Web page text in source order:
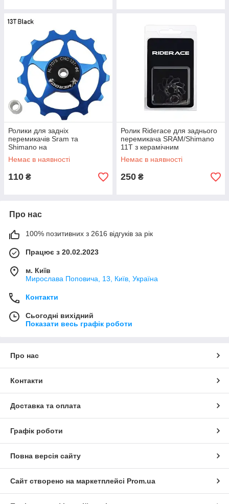
Ролики для задніх
перемикачів Sram та
Shimano на
промпідшипниках Meroca
13Т сині
Немає в наявності
110 ₴
Ролик Riderace для заднього
перемикача SRAM/Shimano
11T з керамічним
підшипником
Немає в наявності
250 ₴
Про нас
100% позитивних з 2616 відгуків за рік
Працює з 20.02.2023
м. Київ
Мирослава Поповича, 13, Київ, Україна
Контакти
Сьогодні вихідний
Показати весь графік роботи
Про нас
Контакти
Доставка та оплата
Графік роботи
Повна версія сайту
Сайт створено на маркетплейсі Prom.ua